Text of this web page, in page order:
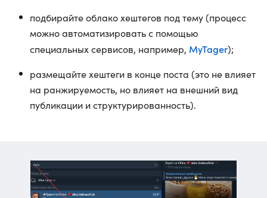
подбирайте облако хештегов под тему (процесс
можно автоматизировать с помощью
специальных сервисов, например, MyTager);
размещайте хештеги в конце поста (это не влияет
на ранжируемость, но влияет на внешний вид
публикации и структурированность).